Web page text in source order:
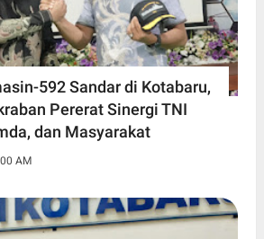
592 Sandar di Kotabaru,
Pererat Sinergi TNI
dan Masyarakat
AM